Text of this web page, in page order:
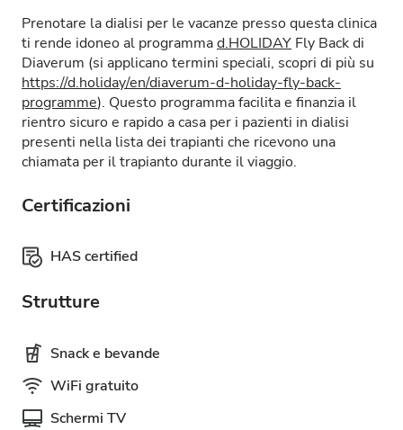
Prenotare la dialisi per le vacanze presso questa clinica
ti rende idoneo al programmad.HOLIDAY Fly Back di
Diaverum (si applicano termini speciali, scopri di più su
https://d.holiday/en/diaverum-d-holiday-fly-back-
programme). Questo programma facilita e finanzia il
rientro sicuro e rapido a casa per i pazienti in dialisi
presenti nella lista dei trapianti che ricevono una
chiamata per il trapianto durante il viaggio.
Certificazioni
HAS certified
Strutture
Snack e bevande
WiFi gratuito
Schermi TV